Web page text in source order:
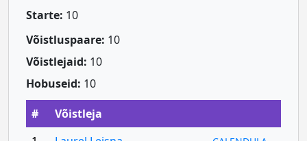
Starte: 10
Võistluspaare: 10
Võistlejaid: 10
Hobuseid: 10
#
Võistleja